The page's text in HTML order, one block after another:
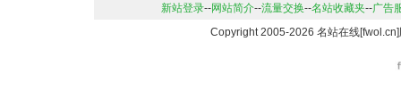
新站登录--网站简介--流量交换--名站收藏夹--广告
Copyright 2005-2026 名站在线